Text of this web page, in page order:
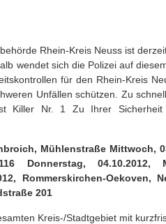
Rhein-Kreis Neuss ist
wendet sich die Polizei auf
für den Rhein-Kreis
Unfällen schützen. Zu
Killer Nr. 1 Zu Ihrer Sicherheit
Mühlenstraße Mittwoch,
Donnerstag, 04.10.2012,
Rommerskirchen-Oekoven,
201
Kreis-/Stadtgebiet mit